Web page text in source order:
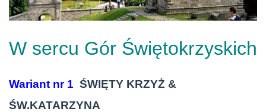
W sercu Gór Świętokrzyskich
Wariant nr 1 ŚWIĘTY KRZYŻ &
ŚW.KATARZYNA